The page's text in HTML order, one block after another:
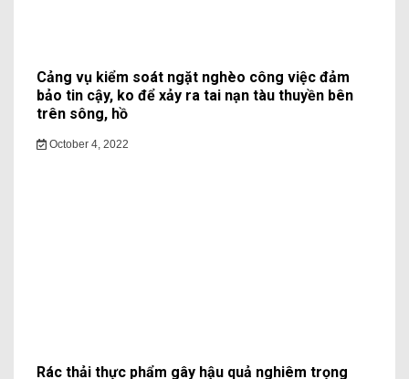
Cảng vụ kiểm soát ngặt nghèo công việc đảm
bảo tin cậy, ko để xảy ra tai nạn tàu thuyền bên
trên sông, hồ
October 4, 2022
Rác thải thực phẩm gây hậu quả nghiêm trọng